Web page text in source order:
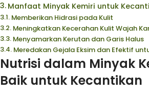
Manfaat Minyak Kemiri untuk
Memberikan Hidrasi pada Kulit
Meningkatkan Kecerahan Kulit Wajah
Menyamarkan Kerutan dan Garis Halus
Meredakan Gejala Eksim dan Efektif
Nutrisi dalam Minyak
Baik untuk Kecantikan